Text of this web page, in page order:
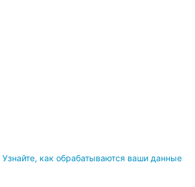
Узнайте, как обрабатываются ваши данные